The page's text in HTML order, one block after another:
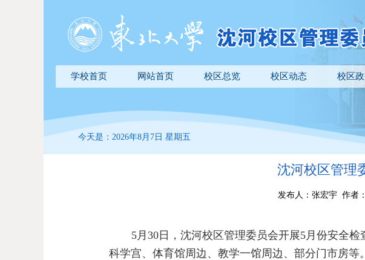
学校首页 网站首页 校区总览 校区动态 校区
今天是：2026年8月7日 星期五
沈河校区管理
发布人：张宏宇 作者
5月30 日，沈河校区管理委员会开展5月份安全检
科学宫、体育馆周边、教学一馆周边、部分门市房等。